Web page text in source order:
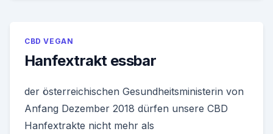
CBD VEGAN
Hanfextrakt essbar
der österreichischen Gesundheitsministerin von
Anfang Dezember 2018 dürfen unsere CBD
Hanfextrakte nicht mehr als